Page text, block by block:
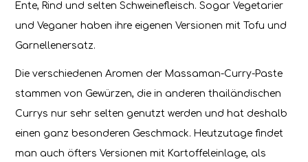
Ente, Rind und selten Schweinefleisch. Sogar Vegetarier
und Veganer haben ihre eigenen Versionen mit Tofu und
Garnellenersatz.
Die verschiedenen Aromen der Massaman-Curry-Paste
stammen von Gewürzen, die in anderen thailändischen
Currys nur sehr selten genutzt werden und hat deshalb
einen ganz besonderen Geschmack. Heutzutage findet
man auch öfters Versionen mit Kartoffeleinlage, als